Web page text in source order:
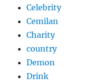
Celebrity
Cemilan
Charity
country
Demon
Drink